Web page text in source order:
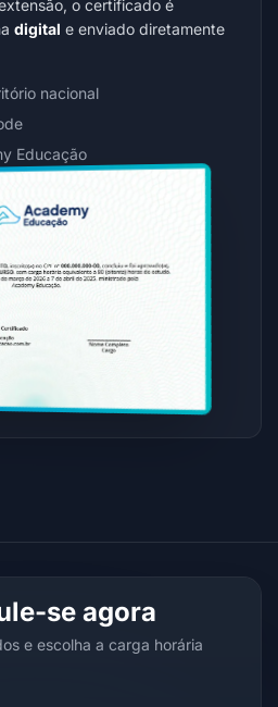
o certificado é
digital e enviado diretamente
nacional
Educação
se agora
e escolha a carga horária